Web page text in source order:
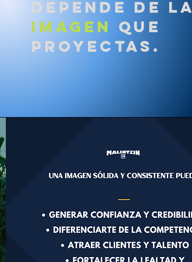
depende de la
imagen que
proyectas.